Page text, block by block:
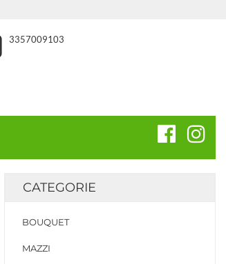
3357009103
CATEGORIE
BOUQUET
MAZZI